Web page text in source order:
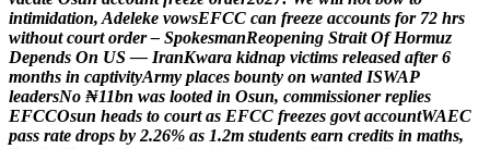
intimidation, Adeleke vowsEFCC can freeze accounts for 72 hrs
without court order – SpokesmanReopening Strait Of Hormuz
Depends On US — IranKwara kidnap victims released after 6
months in captivityArmy places bounty on wanted ISWAP
leadersNo ₦11bn was looted in Osun, commissioner replies
EFCCOsun heads to court as EFCC freezes govt accountWAEC
pass rate drops by 2.26% as 1.2m students earn credits in maths,